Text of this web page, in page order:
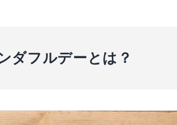
ダフルデーとは？